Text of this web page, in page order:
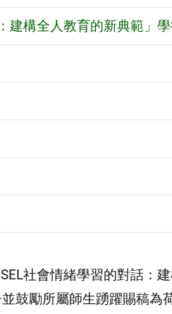
建構全人教育的新典範」
社會情緒學習的對話：
鼓勵所屬師生踴躍賜稿為荷